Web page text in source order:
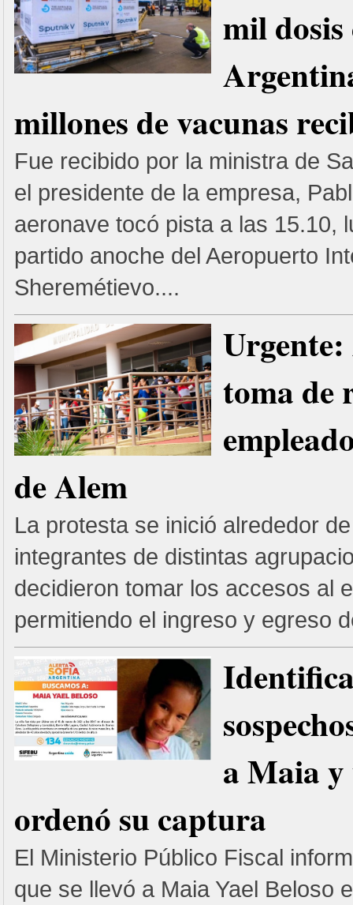
mil
millones de vacunas
Fue recibido por la ministra de
el presidente de la empresa,
aeronave tocó pista a las 15.10,
partido anoche del Aeropuerto
Sheremétievo....
toma de
de Alem
La protesta se inició alrededor
integrantes de distintas
decidieron tomar los accesos al
permitiendo el ingreso y egreso
a Maia
ordenó su captura
El Ministerio Público Fiscal
que se llevó a Maia Yael Beloso